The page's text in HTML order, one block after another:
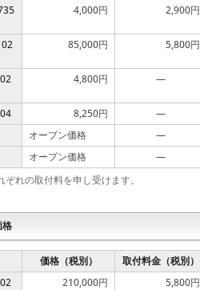
4,000円 2,900円
85,000円 5,800円
4,800円 —
8,250円 —
オープン価格
—
オープン価格
—
れの取付料を申し受けます。
格
価格（税別） 取付料金（税別）
210,000円 5,800円